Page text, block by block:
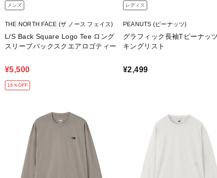
メンズ
THE NORTH FACE (ザ ノース フェイス)
L/S Back Square Logo Tee ロング
スリーブバックスクエアロゴティー
¥5,500
16％OFF
レディス
PEANUTS (ピーナッツ)
グラフィック長袖Tピーナッ
キングリスト
¥2,499